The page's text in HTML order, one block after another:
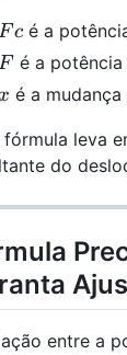
Fccé a
Fé a potência
é a
fórmula leva
do
entre a